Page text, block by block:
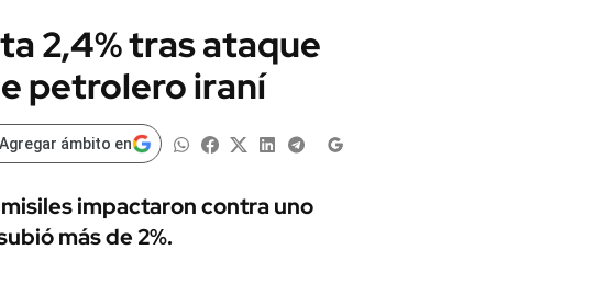
MUNDO
INFORMACIÓN GENERAL
LIFESTYLE
2,4% tras ataque
petrolero iraní
Agregar ámbito en
impactaron contra uno
más de 2%.